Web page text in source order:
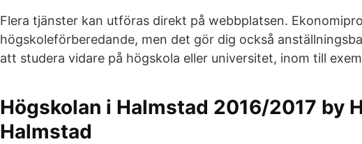
Flera tjänster kan utföras direkt på webbplatsen.
högskoleförberedande, men det gör dig också
att studera vidare på högskola eller universitet, inom till
Högskolan i Halmstad 2016/2017 by
Halmstad